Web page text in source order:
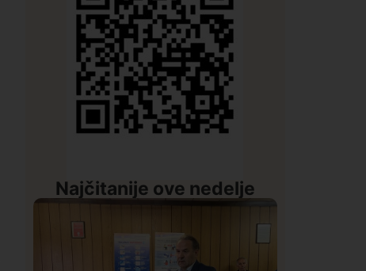
Najčitanije ove nedelje